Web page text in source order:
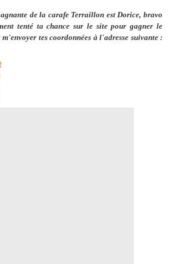
de la carafe Terraillon est Dorice, bravo
tenté ta chance sur le site pour gagner le
tes coordonnées à l'adresse suivante :